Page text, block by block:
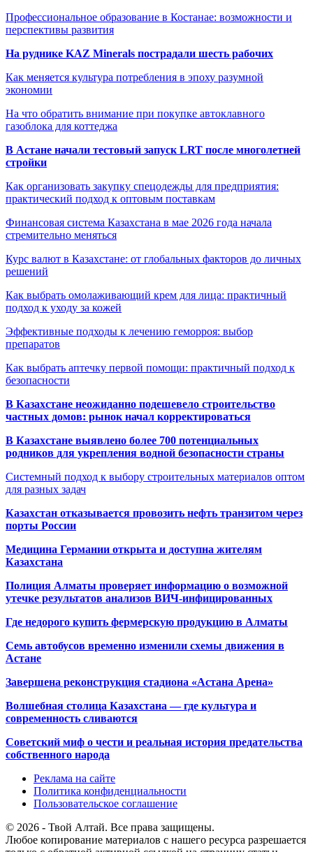
Профессиональное образование в Костанае: возможности и
перспективы развития
На руднике KAZ Minerals пострадали шесть рабочих
Как меняется культура потребления в эпоху разумной
экономии
На что обратить внимание при покупке автоклавного
газоблока для коттеджа
В Астане начали тестовый запуск LRT после многолетней
стройки
Как организовать закупку спецодежды для предприятия:
практический подход к оптовым поставкам
Финансовая система Казахстана в мае 2026 года начала
стремительно меняться
Курс валют в Казахстане: от глобальных факторов до личных
решений
Как выбрать омолаживающий крем для лица: практичный
подход к уходу за кожей
Эффективные подходы к лечению геморроя: выбор
препаратов
Как выбрать аптечку первой помощи: практичный подход к
безопасности
В Казахстане неожиданно подешевело строительство
частных домов: рынок начал корректироваться
В Казахстане выявлено более 700 потенциальных
родников для укрепления водной безопасности страны
Системный подход к выбору строительных материалов оптом
для разных задач
Казахстан отказывается провозить нефть транзитом через
порты России
Медицина Германии открыта и доступна жителям
Казахстана
Полиция Алматы проверяет информацию о возможной
утечке результатов анализов ВИЧ-инфицированных
Где недорого купить фермерскую продукцию в Алматы
Семь автобусов временно изменили схемы движения в
Астане
Завершена реконструкция стадиона «Астана Арена»
Волшебная столица Казахстана — где культура и
современность сливаются
Советский миф о чести и реальная история предательства
собственного народа
Реклама на сайте
Политика конфиденциальности
Пользовательское соглашение
© 2026 - Твой Алтай. Все права защищены.
Любое копирование материалов с нашего ресурса разрешается